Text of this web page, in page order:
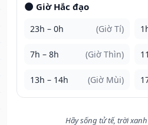
🌑 Giờ Hắc đạo
23h – 0h (Giờ Tí)
7h – 8h (Giờ Thìn)
13h – 14h (Giờ Mùi)
Hãy sống tử tế, trời